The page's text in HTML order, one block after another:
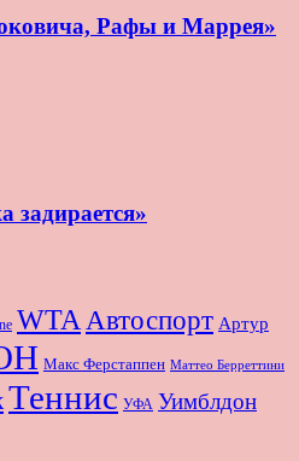
Рафы и Маррея»
задирается»
WTA Автоспорт Артур
Макс Ферстаппен Маттео Берреттини
Теннис УФА Уимблдон